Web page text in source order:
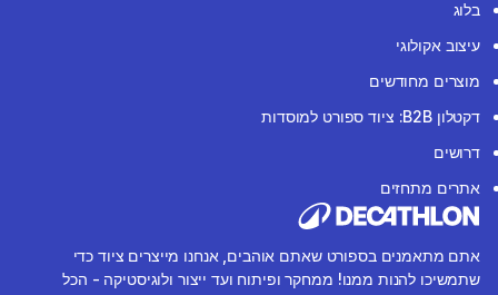
בלוג
עיצוב אקולוגי
מוצרים מחודשים
דקטלון B2B: ציוד ספורט למוסדות
דרושים
אתרים מתחזים
אתם מתאמנים בספורט שאתם אוהבים, אנחנו מייצרים ציוד כדי
שתמשיכו להנות ממנו! ממחקר ופיתוח ועד ייצור ולוגיסטיקה - הכל